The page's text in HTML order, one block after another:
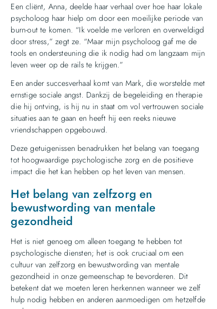
Een cliënt, Anna, deelde haar verhaal over hoe haar lokale
psycholoog haar hielp om door een moeilijke periode van
burn-out te komen. “Ik voelde me verloren en overweldigd
door stress,” zegt ze. “Maar mijn psycholoog gaf me de
tools en ondersteuning die ik nodig had om langzaam mijn
leven weer op de rails te krijgen.”
Een ander succesverhaal komt van Mark, die worstelde met
ernstige sociale angst. Dankzij de begeleiding en therapie
die hij ontving, is hij nu in staat om vol vertrouwen sociale
situaties aan te gaan en heeft hij een reeks nieuwe
vriendschappen opgebouwd.
Deze getuigenissen benadrukken het belang van toegang
tot hoogwaardige psychologische zorg en de positieve
impact die het kan hebben op het leven van mensen.
Het belang van zelfzorg en
bewustwording van mentale
gezondheid
Het is niet genoeg om alleen toegang te hebben tot
psychologische diensten; het is ook cruciaal om een
cultuur van zelfzorg en bewustwording van mentale
gezondheid in onze gemeenschap te bevorderen. Dit
betekent dat we moeten leren herkennen wanneer we zelf
hulp nodig hebben en anderen aanmoedigen om hetzelfde